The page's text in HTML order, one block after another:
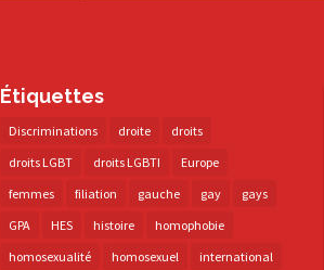
Étiquettes
Discriminations droite
droits
droits LGBT
droits LGBTI
Europe
femmes
filiation gauche gay
gays
GPA
HES histoire
homophobie
homosexualité
homosexuel
international